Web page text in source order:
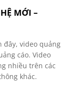
MỚI –
đây, video quảng
cáo. Video
nhiều trên các
khác.